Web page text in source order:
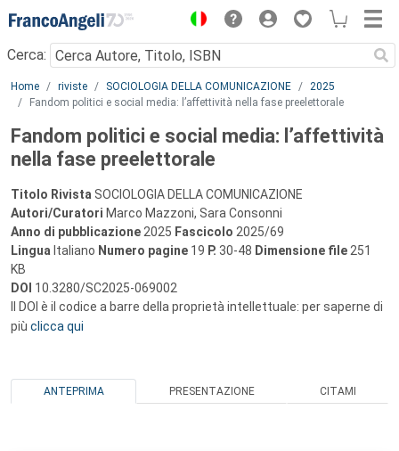
Menu
Cerca:
Main content
Home riviste SOCIOLOGIA DELLA COMUNICAZIONE
2025
Fandom politici e social media: l’affettività nella fase preelettorale
Fandom politici e social media: l’affettività
nella fase preelettorale
Titolo Rivista SOCIOLOGIA DELLA COMUNICAZIONE
Autori/Curatori Marco Mazzoni, Sara Consonni
Anno di pubblicazione 2025 Fascicolo 2025/69
Lingua Italiano Numero pagine 19 P. 30-48 Dimensione file 251
KB
DOI 10.3280/SC2025-069002
Il DOI è il codice a barre della proprietà intellettuale: per saperne di
più clicca qui
ANTEPRIMA PRESENTAZIONE CITAMI